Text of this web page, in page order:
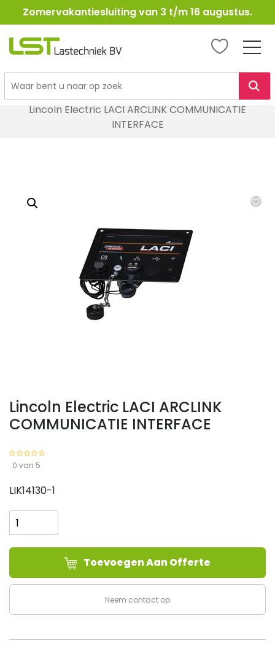
Ga
naar
Zomervakantiesluiting van 3 t/m 16 augustus.
LST
Lasapparatuur
Lincoln Electric LACI ARCLINK COMMUNICATIE
INTERFACE
Lincoln Electric LACI ARCLINK
COMMUNICATIE INTERFACE
0 van 5
LIK14130-1
Electric
LACI
ARCLINK
COMMUNICATIE
INTERFACE
Toevoegen Aan Offerte
Neem contact op